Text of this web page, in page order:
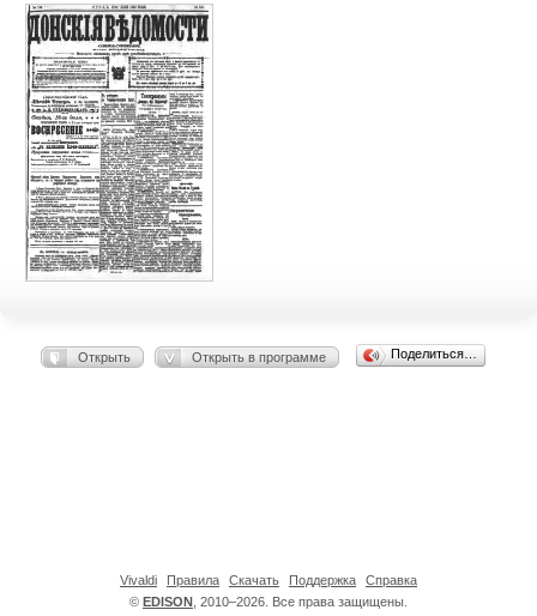
Открыть Открыть в программе Поделиться…
© EDISON , 2010–2026. Все права защищены.
Vivaldi Правила Скачать Поддержка Справка